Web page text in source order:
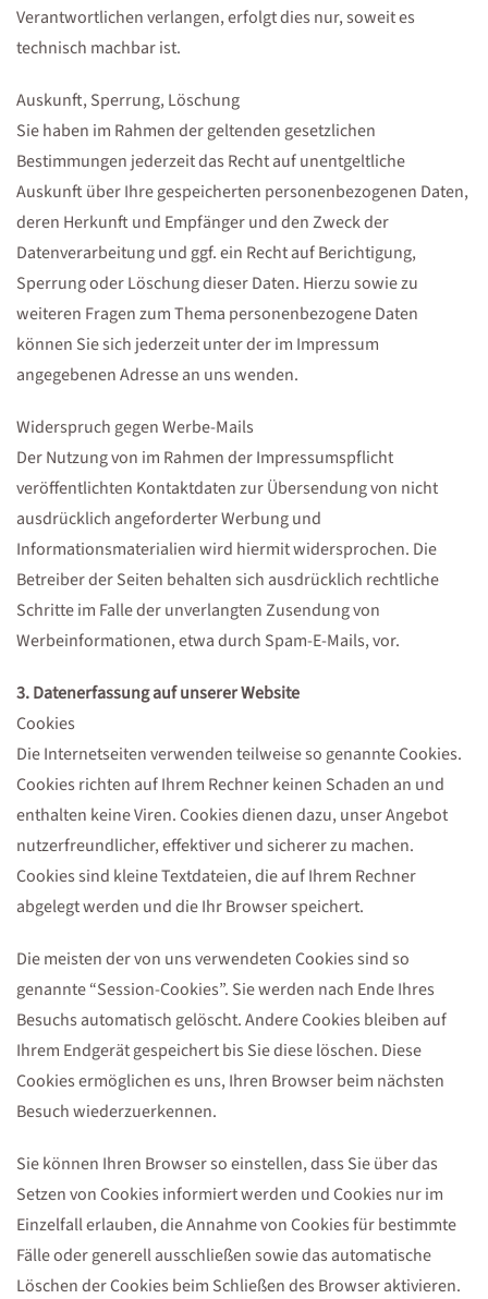
Verantwortlichen verlangen, erfolgt dies nur, soweit es
technisch machbar ist.
Auskunft, Sperrung, Löschung
Sie haben im Rahmen der geltenden gesetzlichen
Bestimmungen jederzeit das Recht auf unentgeltliche
Auskunft über Ihre gespeicherten personenbezogenen Daten,
deren Herkunft und Empfänger und den Zweck der
Datenverarbeitung und ggf. ein Recht auf Berichtigung,
Sperrung oder Löschung dieser Daten. Hierzu sowie zu
weiteren Fragen zum Thema personenbezogene Daten
können Sie sich jederzeit unter der im Impressum
angegebenen Adresse an uns wenden.
Widerspruch gegen Werbe-Mails
Der Nutzung von im Rahmen der Impressumspflicht
veröffentlichten Kontaktdaten zur Übersendung von nicht
ausdrücklich angeforderter Werbung und
Informationsmaterialien wird hiermit widersprochen. Die
Betreiber der Seiten behalten sich ausdrücklich rechtliche
Schritte im Falle der unverlangten Zusendung von
Werbeinformationen, etwa durch Spam-E-Mails, vor.
3. Datenerfassung auf unserer Website
Cookies
Die Internetseiten verwenden teilweise so genannte Cookies.
Cookies richten auf Ihrem Rechner keinen Schaden an und
enthalten keine Viren. Cookies dienen dazu, unser Angebot
nutzerfreundlicher, effektiver und sicherer zu machen.
Cookies sind kleine Textdateien, die auf Ihrem Rechner
abgelegt werden und die Ihr Browser speichert.
Die meisten der von uns verwendeten Cookies sind so
genannte “Session-Cookies”. Sie werden nach Ende Ihres
Besuchs automatisch gelöscht. Andere Cookies bleiben auf
Ihrem Endgerät gespeichert bis Sie diese löschen. Diese
Cookies ermöglichen es uns, Ihren Browser beim nächsten
Besuch wiederzuerkennen.
Sie können Ihren Browser so einstellen, dass Sie über das
Setzen von Cookies informiert werden und Cookies nur im
Einzelfall erlauben, die Annahme von Cookies für bestimmte
Fälle oder generell ausschließen sowie das automatische
Löschen der Cookies beim Schließen des Browser aktivieren.